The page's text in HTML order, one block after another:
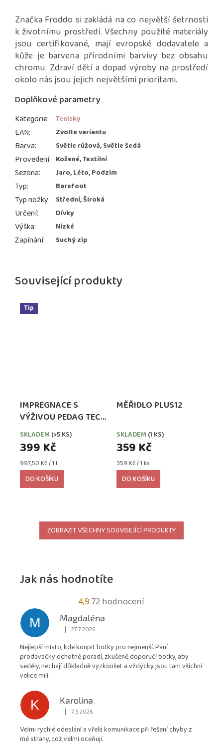
Související produkty
Tip
IMPREGNACE S
VÝŽIVOU PEDAG TECH
WATERPROOFER,
EXTRA SILNÁ
SKLADEM (>5 KS)
399 Kč
Měrná
cena:
997,50 Kč / 1 l
DO KOŠÍKU
MĚŘIDLO PLUS12
SKLADEM (1 KS)
359 Kč
Měrná
cena:
359 Kč / 1 ks
DO KOŠÍKU
ZOBRAZIT VŠECHNY SOUVISEJÍCÍ PRODUKTY
Značka Froddo si zakládá na co největší šetrnosti
k životnímu prostředí. Všechny použité materiály
jsou certifikované, mají evropské dodavatele a
kůže je barvena přírodními barvivy bez obsahu
chromu. Zdraví dětí a dopad výroby na prostředí
okolo nás jsou jejich největšími prioritami.
Doplňkové parametry
Kategorie: Tenisky
EAN: Zvolte variantu
Barva: Světle růžová, Světle šedá
Provedení: Kožené, Textilní
Sezona: Jaro, Léto, Podzim
Typ: Barefoot
Typ nožky: Střední, Široká
Určení: Dívky
Výška: Nízké
Zapínání: Suchý zip
Jak nás hodnotíte
4,9Průměrné
hodnocení
obchodu
4,9
z
72 hodnocení
M
Magdaléna
Hodnocení obchodu je 5 z 5 hvězdiček.
| 27.7.2026
Nejlepší místo, kde koupit botky pro nejmenší. Paní
prodavačky ochotně poradí, zkušeně doporučí botky, aby
seděly, nechají důkladně vyzkoušet a vždycky jsou tam všichni
velice milí.
K
Karolina
Hodnocení obchodu je 5 z 5 hvězdiček.
| 7.5.2026
Velmi rychlé odeslání a vřelá komunikace při řešení chyby z
mé strany, což velmi oceňuji.